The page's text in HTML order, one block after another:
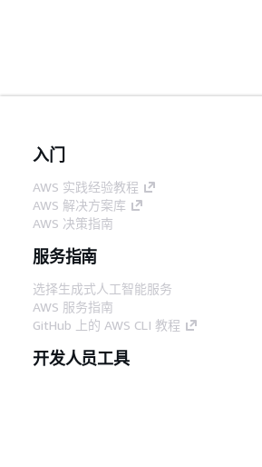
入门
AWS 实践经验教程
AWS 解决方案库
AWS 决策指南
服务指南
选择生成式人工智能服务
AWS 服务指南
GitHub 上的 AWS CLI 教程
开发人员工具